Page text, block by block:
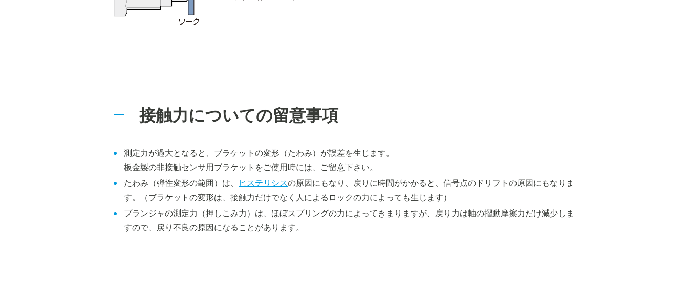
接触力についての留意事項
測定力が過大となると、ブラケットの変形（たわみ）が誤差を生じます。
板金製の非接触センサ用ブラケットをご使用時には、ご留意下さい。
たわみ（弾性変形の範囲）は、
ヒステリシスの原因にもなり、戻りに時間がかかると、信号点のドリフトの原因にもなりま
す。（ブラケットの変形は、接触力だけでなく人によるロックの力によっても生じます）
プランジャの測定力（押しこみ力）は、ほぼスプリングの力によってきまりますが、戻り力は軸の摺動摩擦力だけ減少しま
すので、戻り不良の原因になることがあります。